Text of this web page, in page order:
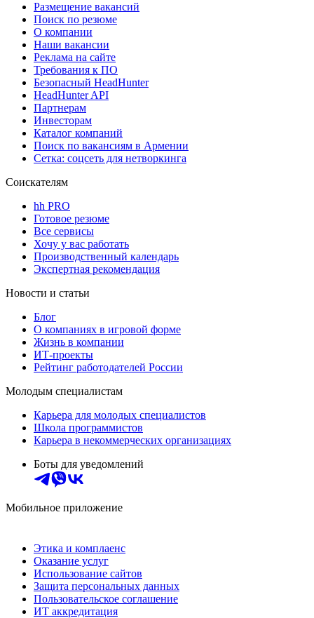
Размещение вакансий
Поиск по резюме
О компании
Наши вакансии
Реклама на сайте
Требования к ПО
Безопасный HeadHunter
HeadHunter API
Партнерам
Инвесторам
Каталог компаний
Поиск по вакансиям в Армении
Сетка: соцсеть для нетворкинга
Соискателям
hh PRO
Готовое резюме
Все сервисы
Хочу у вас работать
Производственный календарь
Экспертная рекомендация
Новости и статьи
Блог
О компаниях в игровой форме
Жизнь в компании
ИТ-проекты
Рейтинг работодателей России
Молодым специалистам
Карьера для молодых специалистов
Школа программистов
Карьера в некоммерческих организациях
Боты для уведомлений
Мобильное приложение
Этика и комплаенс
Оказание услуг
Использование сайтов
Защита персональных данных
Пользовательское соглашение
ИТ аккредитация